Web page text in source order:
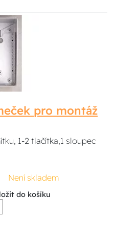
pro montáž
1-2 tlačítka,1 sloupec
Není skladem
do košíku